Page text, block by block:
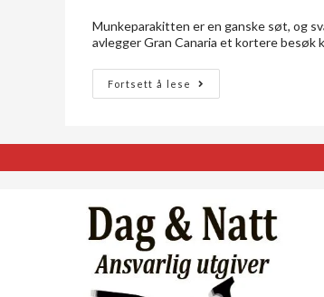
Munkeparakitten er en ganske søt, og
avlegger Gran Canaria et kortere besøk
Fortsett å lese